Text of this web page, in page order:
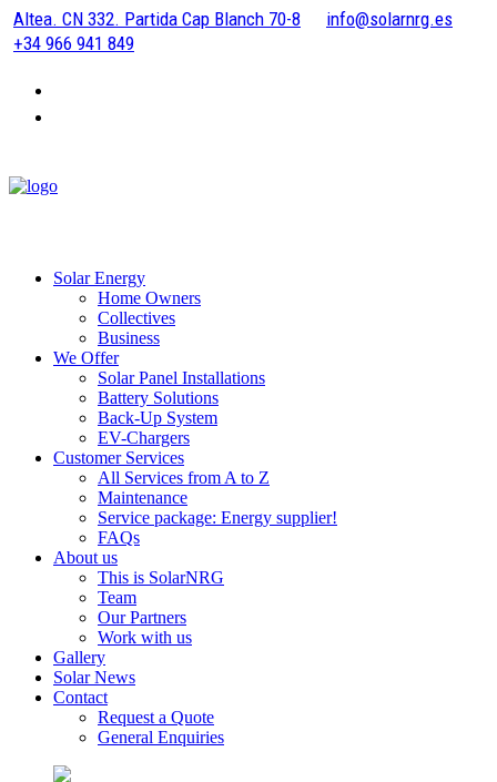
Altea. CN 332. Partida Cap Blanch 70-8
info@solarnrg.es
+34 966 941 849
Solar Energy
Home Owners
Collectives
Business
We Offer
Solar Panel Installations
Battery Solutions
Back-Up System
EV-Chargers
Customer Services
All Services from A to Z
Maintenance
Service package: Energy supplier!
FAQs
About us
This is SolarNRG
Team
Our Partners
Work with us
Gallery
Solar News
Contact
Request a Quote
General Enquiries